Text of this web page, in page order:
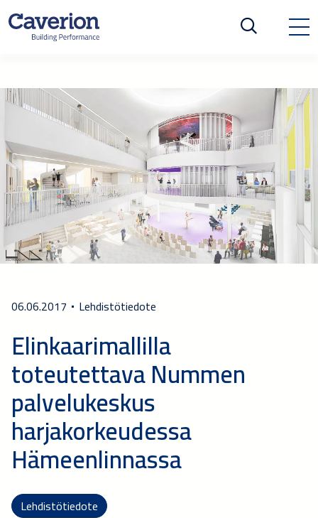
06.06.2017 Lehdistötiedote
Elinkaarimallilla
toteutettava Nummen
palvelukeskus
harjakorkeudessa
Hämeenlinnassa
Lehdistötiedote